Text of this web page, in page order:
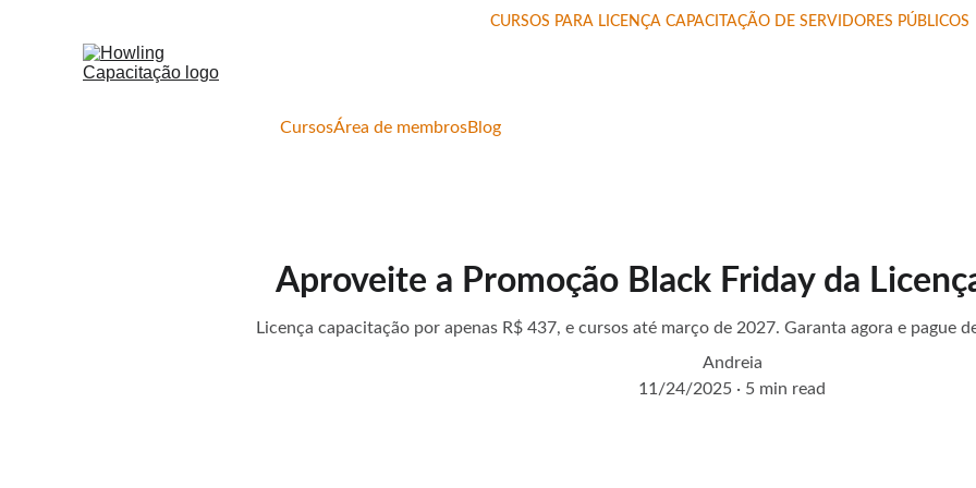
CURSOS PARA LICENÇA CAPACITAÇÃO DE SERVIDORES PÚBLICOS
CursosÁrea de membrosBlog
Aproveite a Promoção Black Friday da
Licença capacitação por apenas R$ 437, e cursos até março de 2027. Garanta agora e pague
Andreia
11/24/2025
5 min read